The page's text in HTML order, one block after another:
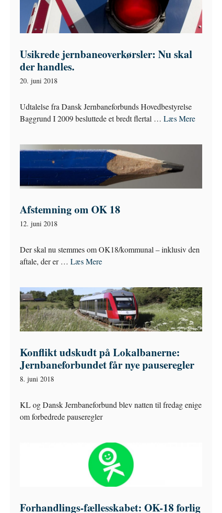
Usikrede jernbaneoverkørsler: Nu skal
der handles.
20. juni 2018
Udtalelse fra Dansk Jernbaneforbunds Hovedbestyrelse
Baggrund I 2009 besluttede et bredt flertal … Læs Mere
Afstemning om OK 18
12. juni 2018
Der skal nu stemmes om OK18/kommunal – inklusiv den
aftale, der er … Læs Mere
Konflikt udskudt på Lokalbanerne:
Jernbaneforbundet får nye pauseregler
8. juni 2018
KL og Dansk Jernbaneforbund blev natten til fredag enige
om forbedrede pauseregler
Forhandlings-fællesskabet: OK-18 forlig